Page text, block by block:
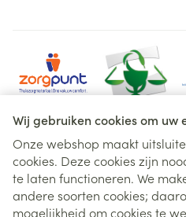
Wij gebruiken cookies om uw
Onze webshop maakt
cookies. Deze cookies zijn
te laten functioneren. We
andere soorten cookies;
mogelijkheid om cookies te
Juridische links